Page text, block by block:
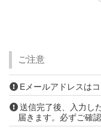
ご注意
Eメールアドレスは
送信完了後、入力し
届きます。必ずご確認